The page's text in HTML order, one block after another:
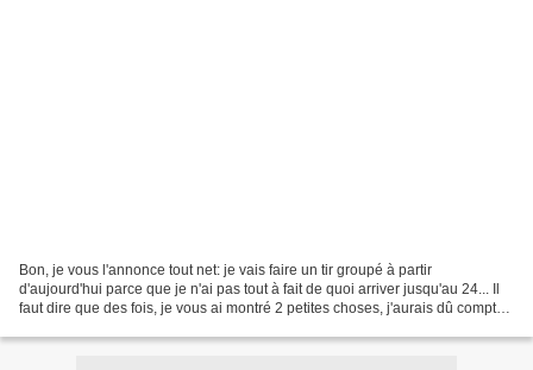
Bon, je vous l'annonce tout net: je vais faire un tir groupé à partir
d'aujourd'hui parce que je n'ai pas tout à fait de quoi arriver jusqu'au 24... Il
faut dire que des fois, je vous ai montré 2 petites choses, j'aurais dû compter